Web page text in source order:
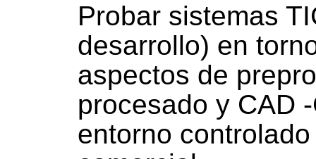
Probar sistemas
desarrollo) en
aspectos de
procesado y CAD
entorno